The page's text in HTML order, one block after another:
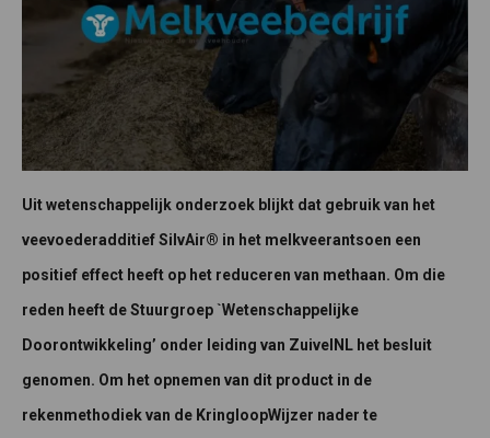
Uit wetenschappelijk onderzoek blijkt dat gebruik van het
veevoederadditief SilvAir® in het melkveerantsoen een
positief effect heeft op het reduceren van methaan. Om die
reden heeft de Stuurgroep `Wetenschappelijke
Doorontwikkeling’ onder leiding van ZuivelNL het besluit
genomen. Om het opnemen van dit product in de
rekenmethodiek van de KringloopWijzer nader te